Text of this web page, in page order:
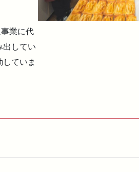
業に代
出してい
ていま